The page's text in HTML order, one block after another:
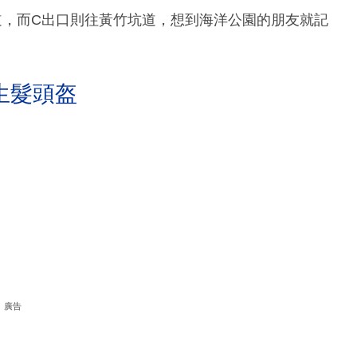
而C出口則往黃竹坑道，想到海洋公園的朋友就記
髮頭盔
廣告